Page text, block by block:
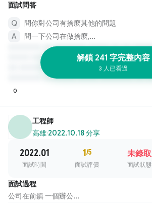
面試問答
問你對公司有捨麼其他的問題
問一下公司在做捨麼,...
解鎖 241 字完整內容
3 人已看過
0
工程師
高雄·2022.10.18 分享
2022.01
面試時間
1/5
面試評價
未錄取
面試狀態
面試過程
公司在前鎮 一個辦公...